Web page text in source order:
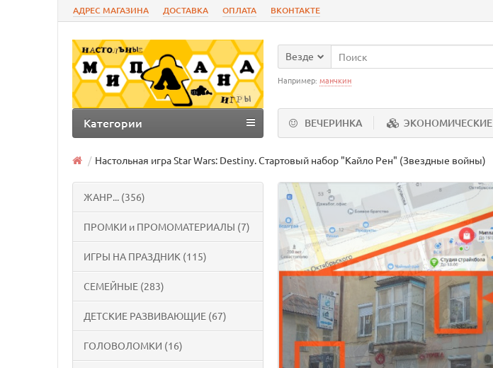
АДРЕС МАГАЗИНА ДОСТАВКА ОПЛАТА ВКОНТАКТЕ
Везде
Например: манчкин
ВЕЧЕРИНКА ЭКОНОМИЧЕСКИЕ
Категории
Настольная игра Star Wars: Destiny. Стартовый набор "Кайло Рен" (Звездные войны)
ЖАНР... (356)
ПРОМКИ и ПРОМОМАТЕРИАЛЫ (7)
ИГРЫ НА ПРАЗДНИК (115)
СЕМЕЙНЫЕ (283)
ДЕТСКИЕ РАЗВИВАЮЩИЕ (67)
ГОЛОВОЛОМКИ (16)